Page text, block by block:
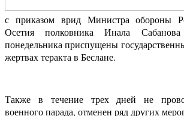
с приказом врид Министра обороны
Осетия полковника Инала
понедельника приспущены
жертвах теракта в Беслане.
Также в течение трех дней не
военного парада, отменен ряд других